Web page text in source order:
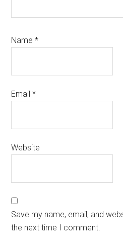
Name*
Email*
Website
Save my name, email, and
the next time I comment.